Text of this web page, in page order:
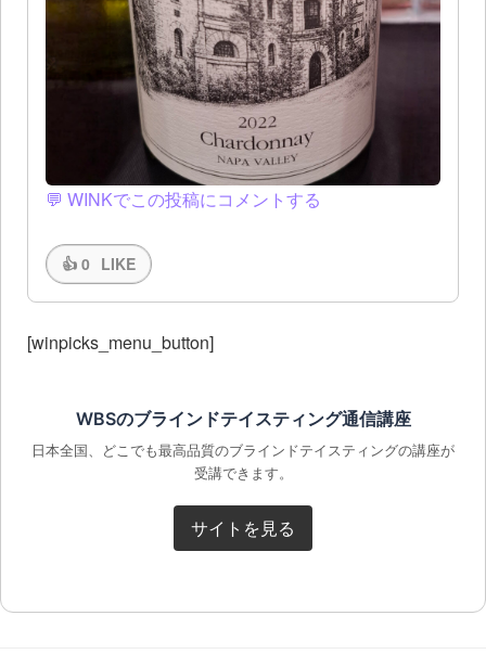
💬 WINKでこの投稿にコメントする
👍 0 LIKE
[winpicks_menu_button]
WBSのブラインドテイスティング通信講座
日本全国、どこでも最高品質のブラインドテイスティングの講座が
受講できます。
サイトを見る